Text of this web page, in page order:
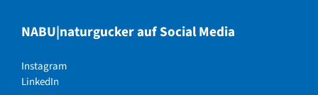
NABU|naturgucker auf Social Media
Instagram
LinkedIn